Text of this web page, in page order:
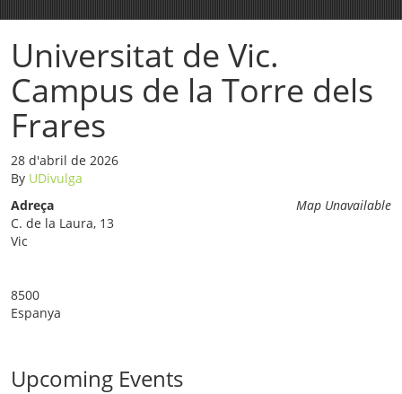
Universitat de Vic.
Campus de la Torre dels
Frares
28 d'abril de 2026
By UDivulga
Map Unavailable
Adreça
C. de la Laura, 13
Vic
8500
Espanya
Upcoming Events